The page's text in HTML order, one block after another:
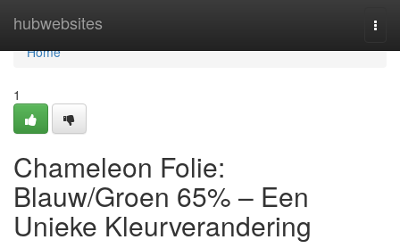
hubwebsites
Home
Home
1
Chameleon Folie:
Blauw/Groen 65% – Een
Unieke Kleurverandering